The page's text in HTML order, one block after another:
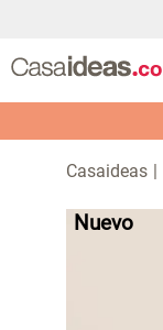
Nuevo